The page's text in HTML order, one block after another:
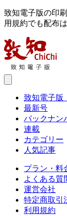
致知電子版の印
用規約でも配布
致知電子版
最新号
バックナン
連載
カテゴリー
人気記事
プラン・料
よくある質
運営会社
特定商取引
利用規約